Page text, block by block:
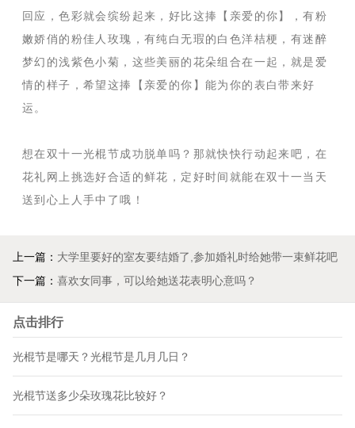
回应，色彩就会缤纷起来，好比这捧【亲爱的你】，有粉
嫩娇俏的粉佳人玫瑰，有纯白无瑕的白色洋桔梗，有迷醉
梦幻的浅紫色小菊，这些美丽的花朵组合在一起，就是爱
情的样子，希望这捧【亲爱的你】能为你的表白带来好
运。
想在双十一光棍节成功脱单吗？那就快快行动起来吧，在
花礼网上挑选好合适的鲜花，定好时间就能在双十一当天
送到心上人手中了哦！
上一篇： 大学里要好的室友要结婚了,参加婚礼时给她带一束鲜花吧
下一篇： 喜欢女同事，可以给她送花表明心意吗？
点击排行
光棍节是哪天？光棍节是几月几日？
光棍节送多少朵玫瑰花比较好？